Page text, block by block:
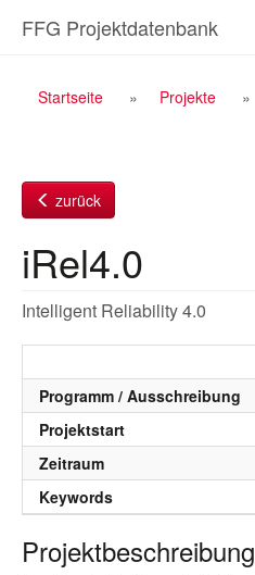
InhaltFFG Projektdatenbank
Breadcrumb
Startseite Projekte
zurück
iRel4.0
Intelligent Reliability 4.0
Programm / Ausschreibung
Projektstart
Zeitraum
Keywords
Projektbeschreibung